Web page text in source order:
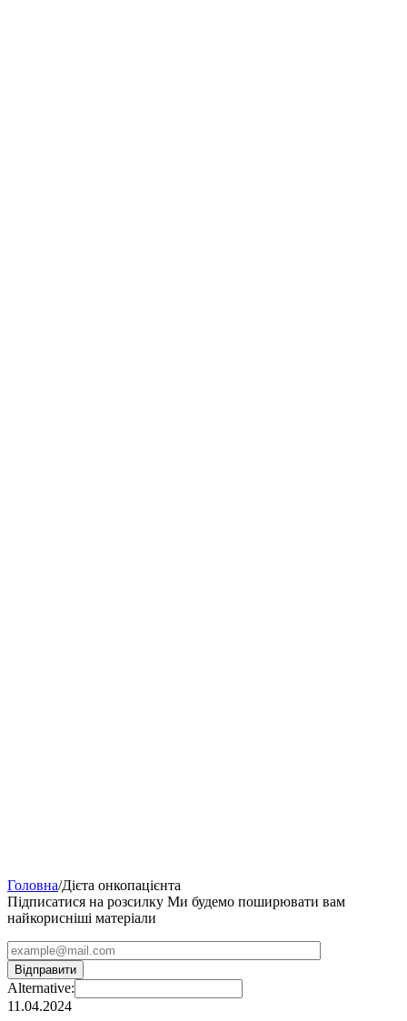
Головна/Дієта онкопацієнта
Підписатися на розсилку Ми будемо поширювати вам
найкорисніші матеріали
Alternative:
11.04.2024